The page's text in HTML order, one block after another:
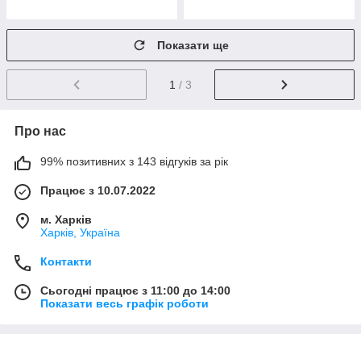
Показати ще
1 / 3
Про нас
99% позитивних з 143 відгуків за рік
Працює з 10.07.2022
м. Харків
Харків, Україна
Контакти
Сьогодні працює з 11:00 до 14:00
Показати весь графік роботи